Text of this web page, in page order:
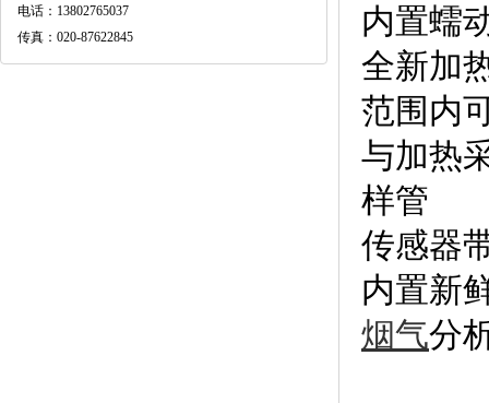
电话：13802765037
传真：020-87622845
内置蠕
全新加
范围内
与加热
样管
传感器
内置新
烟气分